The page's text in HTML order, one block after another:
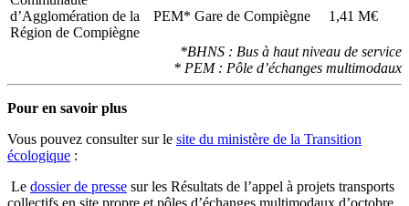
d’Agglomération de la
Région de Compiègne
PEM* Gare de Compiègne 1,41 M€
*BHNS : Bus à haut niveau de service
* PEM : Pôle d’échanges multimodaux
Pour en savoir plus
Vous pouvez consulter sur le site du ministère de la Transition
écologique :
Le dossier de presse sur les Résultats de l’appel à projets transports